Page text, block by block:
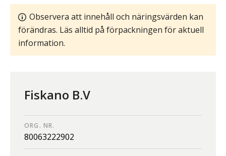
Observera att innehåll och näringsvärden kan
förändras. Läs alltid på förpackningen för aktuell
information.
Fiskano B.V
ORG. NR.
80063222902